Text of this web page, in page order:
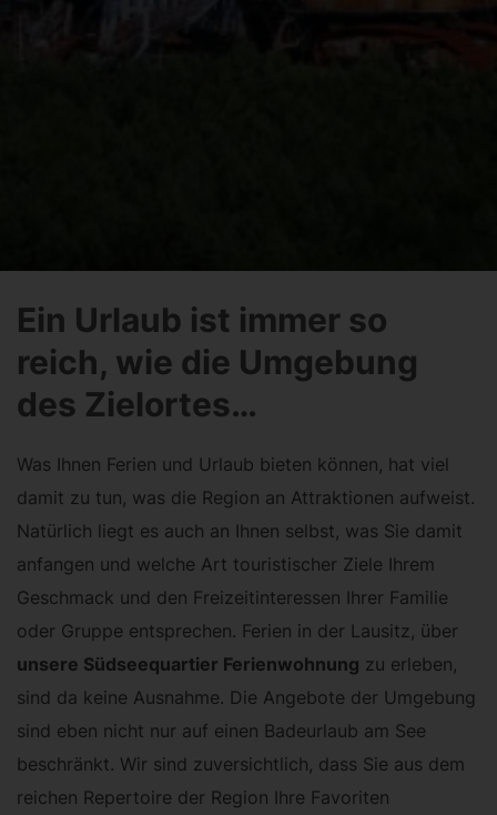
Ein Urlaub ist immer so
reich, wie die Umgebung
des Zielortes…
Was Ihnen Ferien und Urlaub bieten können, hat viel
damit zu tun, was die Region an Attraktionen aufweist.
Natürlich liegt es auch an Ihnen selbst, was Sie damit
anfangen und welche Art touristischer Ziele Ihrem
Geschmack und den Freizeitinteressen Ihrer Familie
oder Gruppe entsprechen. Ferien in der Lausitz, über
unsere Südseequartier Ferienwohnung zu erleben,
sind da keine Ausnahme. Die Angebote der Umgebung
sind eben nicht nur auf einen Badeurlaub am See
beschränkt. Wir sind zuversichtlich, dass Sie aus dem
reichen Repertoire der Region Ihre Favoriten